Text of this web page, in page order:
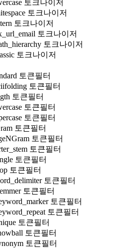
토크나이저
토크나이저
토크나이저
토크나이저
토크나이저
토크나이저
토큰필터
토큰필터
토큰필터
토큰필터
토큰필터
토큰필터
토큰필터
토큰필터
토큰필터
토큰필터
토큰필터
토큰필터
토큰필터
토큰필터
토큰필터
토큰필터
토큰필터